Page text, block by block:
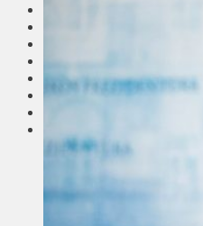
Калейдоскоп
Армия
Сейм Литвы
Фоторепортаж
Туризм
ЛК рекомендует
Сеньорам